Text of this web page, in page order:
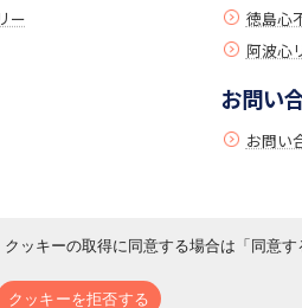
ー
徳島心
阿波心
お問い
お問い
ー
著作権について
Hospital S&C Support Center
キーの取得に同意する場合は「同意
クッキーを拒否する